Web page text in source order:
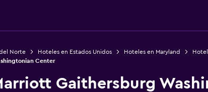
Norte Hoteles en Estados Unidos Hoteles en Maryland
Center
Gaithersburg